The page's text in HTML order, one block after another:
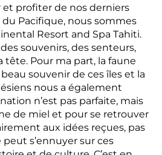
et profiter de nos derniers
Pacifique, nous sommes
Resort and Spa Tahiti.
souvenirs, des senteurs,
tête. Pour ma part, la faune
souvenir de ces îles et la
nous a également
n’est pas parfaite, mais
de miel et pour se retrouver
aux idées reçues, pas
s’ennuyer sur ces